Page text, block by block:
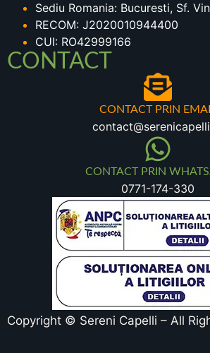
Sediu Romania: Bucuresti, Sf.
RECOM: J2020010944400
CUI: RO42999166
CONTACT
CONTACT PRIN
CONTACT PRIN
0771-174-330
Copyright © Sereni Capelli – All